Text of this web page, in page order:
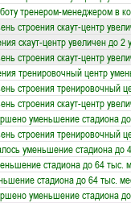
тренером-менеджером в
строения скаут-центр
скаут-центр увеличен до 2
строения скаут-центр
тренировочный центр
строения тренировочный
строения скаут-центр
уменьшение стадиона
строения тренировочный
уменьшение стадиона до
стадиона до 64 тыс.
стадиона до 64 тыс.
уменьшение стадиона